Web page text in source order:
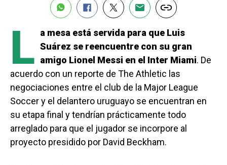
L a mesa está servida para que Luis
Suárez se reencuentre con su gran
amigo Lionel Messi en el Inter Miami. De
acuerdo con un reporte de The Athletic las
negociaciones entre el club de la Major League
Soccer y el delantero uruguayo se encuentran en
su etapa final y tendrían prácticamente todo
arreglado para que el jugador se incorpore al
proyecto presidido por David Beckham.